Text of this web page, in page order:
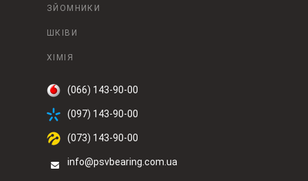
ЗЙОМНИКИ
ШКІВИ
ХІМІЯ
(066) 143-90-00
(097) 143-90-00
(073) 143-90-00
info@psvbearing.com.ua